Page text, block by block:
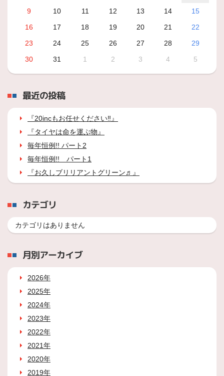
9
10 11 12 13 14
15
16
17 18 19 20 21
22
23
24 25 26 27 28
29
30
31 1 2 3 4 5
最近の投稿
『20incもお任せください‼』
『タイヤは命を運ぶ物』
毎年恒例!! パート2
毎年恒例!! パート1
『お久しブリリアントグリーン♬』
カテゴリ
カテゴリはありません
月別アーカイブ
2026年
2025年
2024年
2023年
2022年
2021年
2020年
2019年